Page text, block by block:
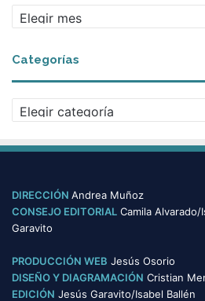
r
h
i
Categorías
a
e
o
r
s
DIRECCIÓN Andrea Muñoz
CONSEJO EDITORIAL Camila Alvarado/
Garavito
PRODUCCIÓN WEB Jesús Osorio
DISEÑO Y DIAGRAMACIÓN Cristian
EDICIÓN Jesús Garavito/Isabel Ballén